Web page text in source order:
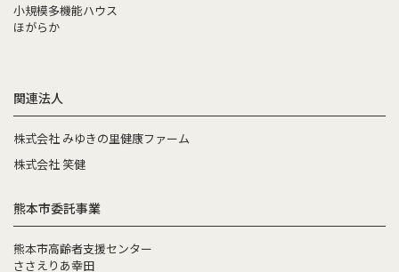
小規模多機能ハウス
ほがらか
関連法人
株式会社 みゆきの里健康ファーム
株式会社 笑健
熊本市委託事業
熊本市高齢者支援センター
ささえりあ幸田